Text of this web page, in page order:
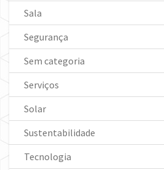
Sala
Segurança
Sem categoria
Serviços
Solar
Sustentabilidade
Tecnologia